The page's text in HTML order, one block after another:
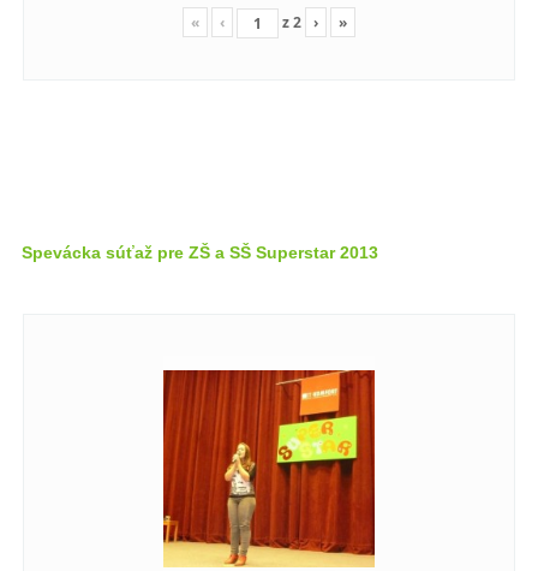
« ‹ z2 › »
Spevácka súťaž pre ZŠ a SŠ Superstar 2013